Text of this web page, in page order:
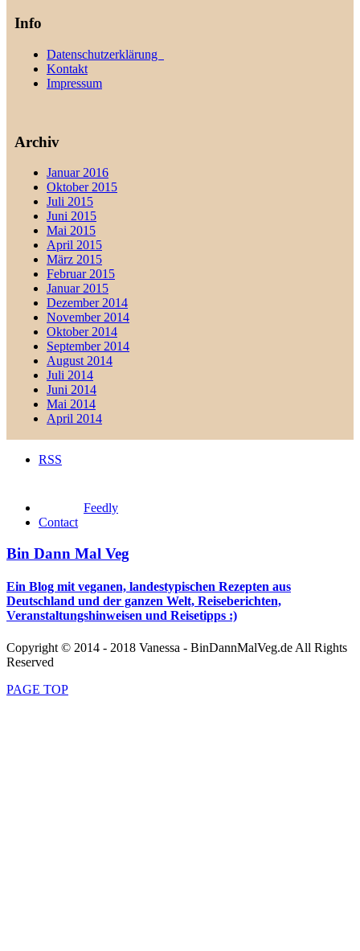
Info
Datenschutzerklärung
Kontakt
Impressum
Archiv
Januar 2016
Oktober 2015
Juli 2015
Juni 2015
Mai 2015
April 2015
März 2015
Februar 2015
Januar 2015
Dezember 2014
November 2014
Oktober 2014
September 2014
August 2014
Juli 2014
Juni 2014
Mai 2014
April 2014
RSS
Feedly
Contact
Bin Dann Mal Veg
Ein Blog mit veganen, landestypischen Rezepten aus
Deutschland und der ganzen Welt, Reiseberichten,
Veranstaltungshinweisen und Reisetipps :)
Copyright © 2014 - 2018 Vanessa - BinDannMalVeg.de All Rights
Reserved
PAGE TOP